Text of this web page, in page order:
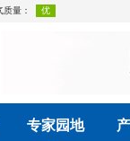
专家园地